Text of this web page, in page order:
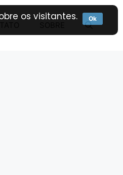
os visitantes. Ok